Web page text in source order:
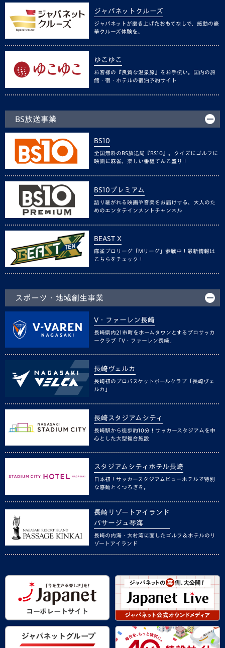
ジャパネットクルーズ
ジャパネットが磨き上げたおもてなしで、感動の豪
華クルーズ体験を。
ゆこゆこ
お客様の『良質な温泉旅』をお手伝い。国内の旅
館・宿・ホテルの宿泊予約サイト
BS放送事業
BS10
全国無料のBS放送局『BS10』。クイズにゴルフに
映画に麻雀、楽しい番組てんこ盛り！
BS10プレミアム
語り継がれる映画や音楽をお届けする、大人のた
めのエンタテインメントチャンネル
BEAST X
麻雀プロリーグ「Mリーグ」参戦中！最新情報は
こちらをチェック！
スポーツ・地域創生事業
V・ファーレン長崎
長崎県内21市町をホームタウンとするプロサッカ
ークラブ「V・ファーレン長崎」
長崎ヴェルカ
長崎初のプロバスケットボールクラブ「長崎ヴェ
ルカ」
長崎スタジアムシティ
長崎駅から徒歩約10分！サッカースタジアムを中
心とした大型複合施設
スタジアムシティホテル長崎
日本初！サッカースタジアムビューホテルで特別
な感動とくつろぎを。
長崎リゾートアイランド
パサージュ琴海
長崎の内海・大村湾に面したゴルフ＆ホテルのリ
ゾートアイランド